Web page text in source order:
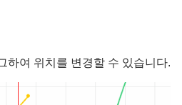
하여 위치를 변경할 수 있습니다.